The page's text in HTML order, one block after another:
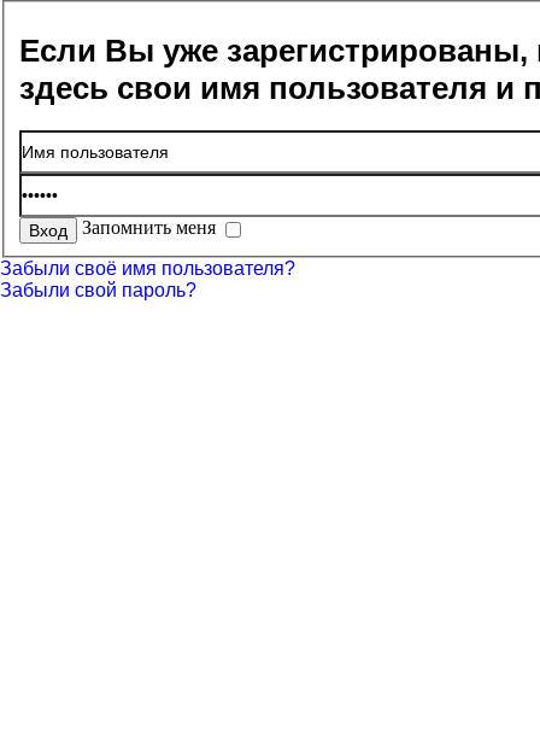
Если Вы уже зарегистрированы,
здесь свои имя пользователя и
Запомнить меня
Забыли своё имя пользователя?
Забыли свой пароль?